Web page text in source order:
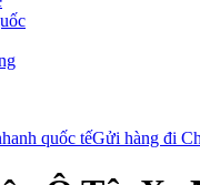
quốc tếGửi hàng đi